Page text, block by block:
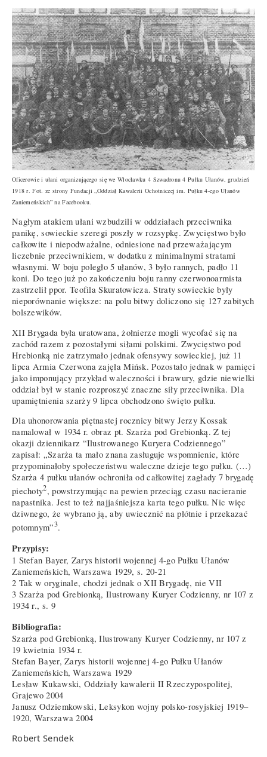
Oficerowie i ułani organizującego się we Włocławku 4 Szwadronu 4 Pułku Ułanów, grudzień
1918 r. Fot. ze strony Fundacji „Oddział Kawalerii Ochotniczej im. Pułku 4-ego Ułanów
Zaniemeńskich” na Facebooku.
Nagłym atakiem ułani wzbudzili w oddziałach przeciwnika
panikę, sowieckie szeregi poszły w rozsypkę. Zwycięstwo było
całkowite i niepodważalne, odniesione nad przeważającym
liczebnie przeciwnikiem, w dodatku z minimalnymi stratami
własnymi. W boju poległo 5 ułanów, 3 było rannych, padło 11
koni. Do tego już po zakończeniu boju ranny czerwonoarmista
zastrzelił ppor. Teofila Skuratowicza. Straty sowieckie były
nieporównanie większe: na polu bitwy doliczono się 127 zabitych
bolszewików.
XII Brygada była uratowana, żołnierze mogli wycofać się na
zachód razem z pozostałymi siłami polskimi. Zwycięstwo pod
Hrebionką nie zatrzymało jednak ofensywy sowieckiej, już 11
lipca Armia Czerwona zajęła Mińsk. Pozostało jednak w pamięci
jako imponujący przykład waleczności i brawury, gdzie niewielki
oddział był w stanie rozproszyć znaczne siły przeciwnika. Dla
upamiętnienia szarży 9 lipca obchodzono święto pułku.
Dla uhonorowania piętnastej rocznicy bitwy Jerzy Kossak
namalował w 1934 r. obraz pt. Szarża pod Grebionką. Z tej
okazji dziennikarz “Ilustrowanego Kuryera Codziennego”
zapisał: „Szarża ta mało znana zasługuje wspomnienie, które
przypominałoby społeczeństwu waleczne dzieje tego pułku. (…)
Szarża 4 pułku ułanów ochroniła od całkowitej zagłady 7 brygadę
piechoty2, powstrzymując na pewien przeciąg czasu nacieranie
napastnika. Jest to też najjaśniejsza karta tego pułku. Nic więc
dziwnego, że wybrano ją, aby uwiecznić na płótnie i przekazać
potomnym”3.
Przypisy:
1 Stefan Bayer, Zarys historii wojennej 4-go Pułku Ułanów
Zaniemeńskich, Warszawa 1929, s. 20-21
2 Tak w oryginale, chodzi jednak o XII Brygadę, nie VII
3 Szarża pod Grebionką, Ilustrowany Kuryer Codzienny, nr 107 z
1934 r., s. 9
Bibliografia:
Szarża pod Grebionką, Ilustrowany Kuryer Codzienny, nr 107 z
19 kwietnia 1934 r.
Stefan Bayer, Zarys historii wojennej 4-go Pułku Ułanów
Zaniemeńskich, Warszawa 1929
Lesław Kukawski, Oddziały kawalerii II Rzeczypospolitej,
Grajewo 2004
Janusz Odziemkowski, Leksykon wojny polsko-rosyjskiej 1919–
1920, Warszawa 2004
Robert Sendek